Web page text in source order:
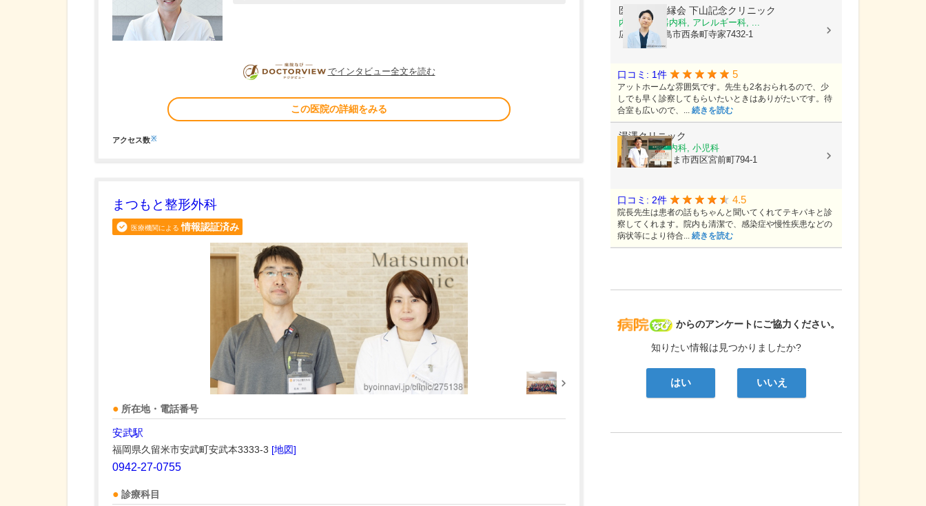
DOCTORVIEW
でインタビュー全文を読む
この医院の詳細をみる
アクセス数※
まつもと整形外科
医療機関による 情報認証済み
所在地・電話番号
安武駅
福岡県久留米市安武町安武本3333-3 [地図]
0942-27-0755
診療科目
病院なび
からのアンケートにご協力ください。
知りたい情報は見つかりましたか?
はい いいえ
医療法人好縁会 下山記念クリニック
内科, 呼吸器内科, アレルギー科, ...
広島県東広島市西条町寺家7432-1
口コミ: 1件 5
アットホームな雰囲気です。先生も2名おられるので、少
しでも早く診察してもらいたいときはありがたいです。待
合室も広いので、... 続きを読む
湯澤クリニック
内科, 呼吸器内科, 小児科
埼玉県さいたま市西区宮前町794-1
口コミ: 2件 4.5
院長先生は患者の話もちゃんと聞いてくれてテキパキと診
察してくれます。院内も清潔で、感染症や慢性疾患などの
病状等により待合... 続きを読む